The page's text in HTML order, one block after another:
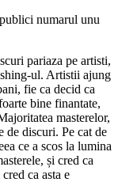
numarul unu
pariaza pe artisti,
ul. Artistii ajung
fie ca decid ca
bine finantate,
masterelor,
de discuri. Pe cat de
ce a scos la lumina
și cred ca
ca asta e